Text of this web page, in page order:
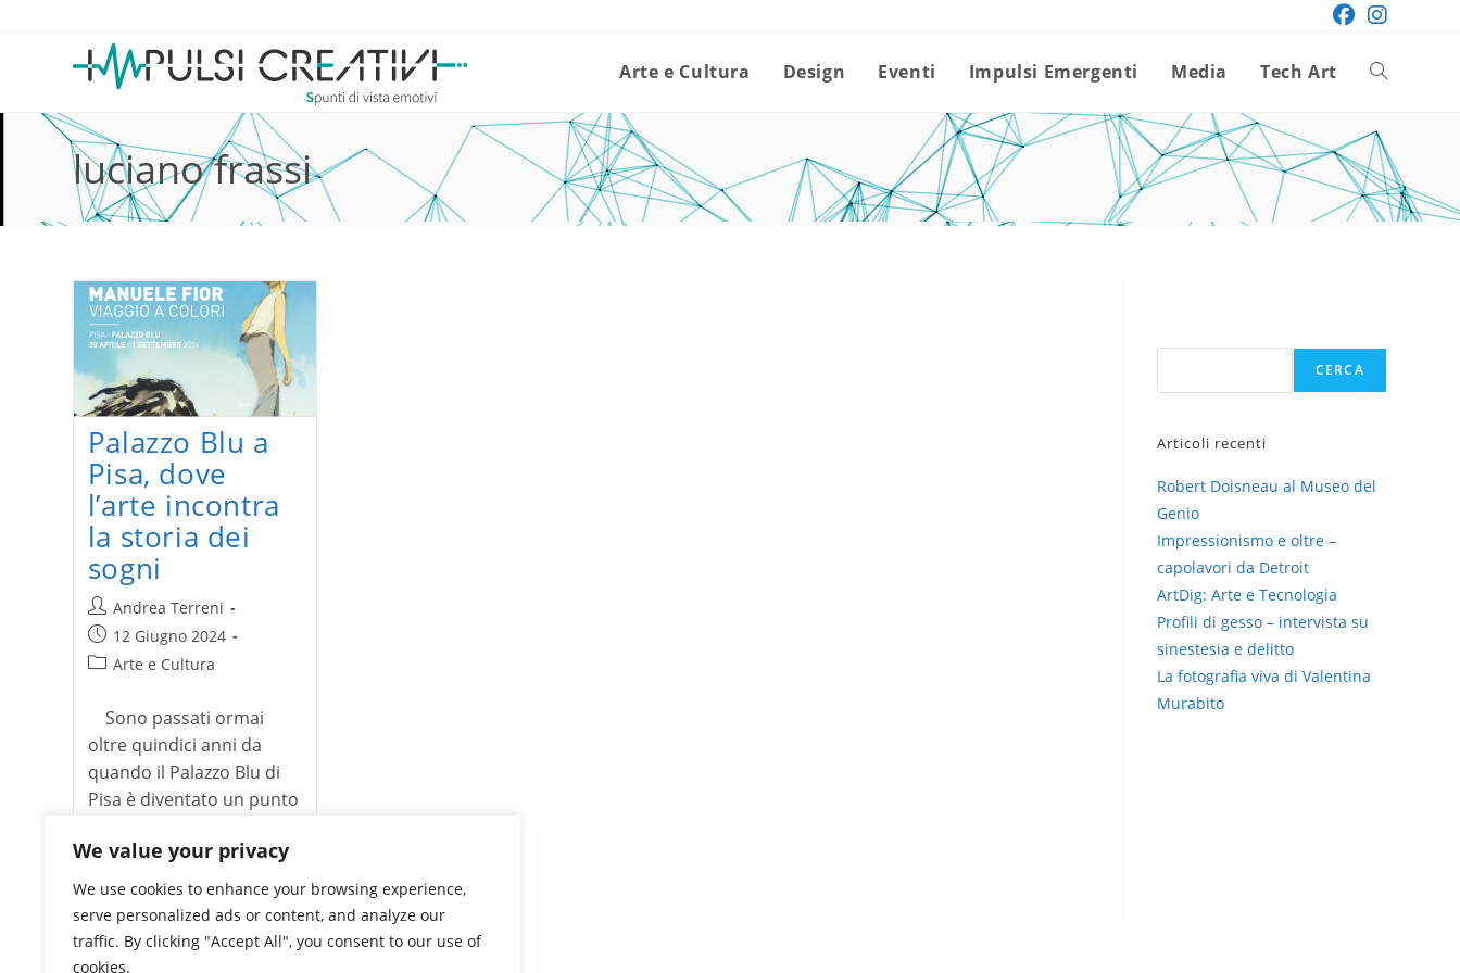
We value your privacy
We use cookies to enhance your browsing experience,
serve personalized ads or content, and analyze our
traffic. By clicking "Accept All", you consent to our use of
cookies.
Arte e Cultura Design Eventi Impulsi Emergenti Media Tech Art Attiva/
la
sito
luciano frassi
Palazzo Blu a
Pisa, dove
l’arte incontra
la storia dei
sogni
Autore
dell'articolo:
Andrea Terreni
Articolo
pubblicato:
12 Giugno 2024
Categoria
Arte e Cultura
Sono passati ormai
oltre quindici anni da
quando il Palazzo Blu di
Pisa è diventato un punto
Continua a leggere
Palazzo
Blu
a
Pisa,
dove
CERCA
Articoli recenti
Robert Doisneau al Museo del
Genio
Impressionismo e oltre –
capolavori da Detroit
ArtDig: Arte e Tecnologia
Profili di gesso – intervista su
sinestesia e delitto
La fotografia viva di Valentina
Murabito